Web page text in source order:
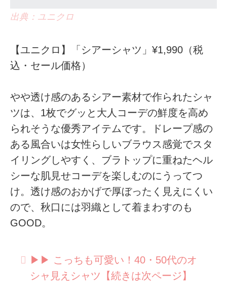
出典：ユニクロ
【ユニクロ】「シアーシャツ」¥1,990（税
込・セール価格）
やや透け感のあるシアー素材で作られたシャ
ツは、1枚でグッと大人コーデの鮮度を高め
られそうな優秀アイテムです。ドレープ感の
ある風合いは女性らしいブラウス感覚でスタ
イリングしやすく、ブラトップに重ねたヘル
シーな肌見せコーデを楽しむのにうってつ
け。透け感のおかげで厚ぼったく見えにくい
ので、秋口には羽織として着まわすのも
GOOD。
▶︎▶︎ こっちも可愛い！40・50代のオ
シャ見えシャツ【続きは次ページ】